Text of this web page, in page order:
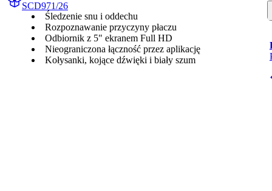
SCD971/26
Śledzenie snu i oddechu
Rozpoznawanie przyczyny płaczu
Odbiornik z 5" ekranem Full HD
Nieograniczona łączność przez aplikację
Kołysanki, kojące dźwięki i biały szum